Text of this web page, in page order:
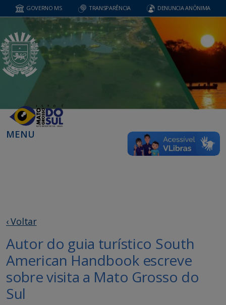
GOVERNO MS TRANSPARÊNCIA DENUNCIA ANÔNIMA
MENU
‹ Voltar
Autor do guia turístico South
American Handbook escreve
sobre visita a Mato Grosso do
Sul